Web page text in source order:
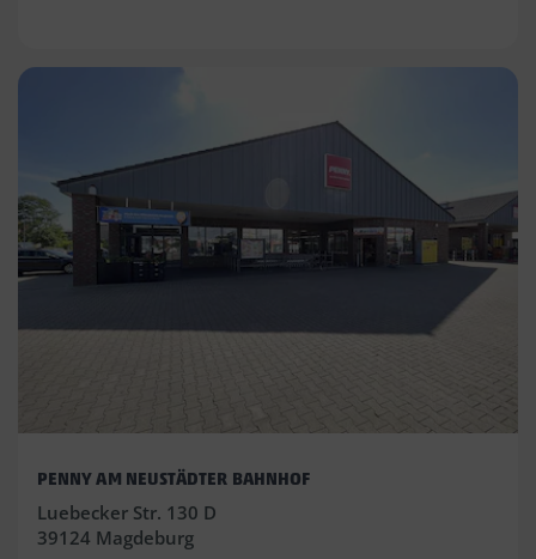
PENNY AM NEUSTÄDTER BAHNHOF
Luebecker Str. 130 D
39124 Magdeburg